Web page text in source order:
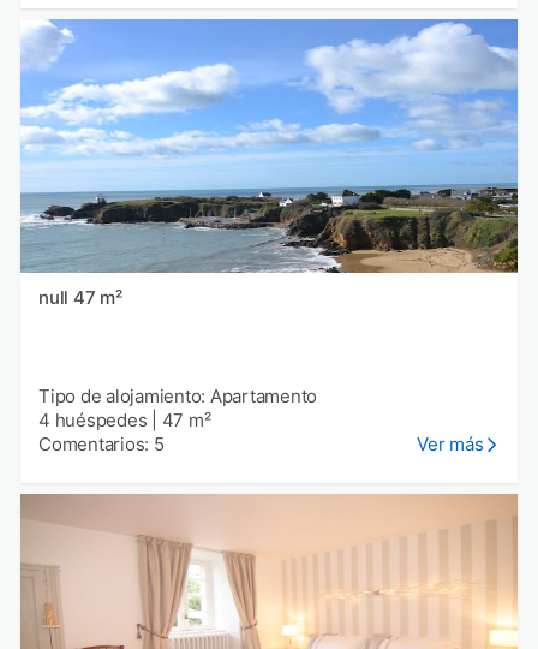
null 47 m²
Tipo de alojamiento: Apartamento
4 huéspedes
47 m²
Comentarios: 5
Ver más